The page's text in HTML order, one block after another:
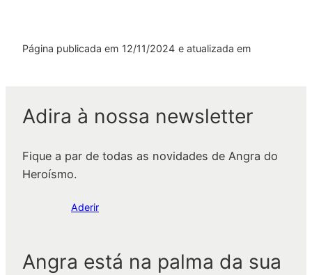
Página publicada em 12/11/2024 e atualizada em
Adira à nossa newsletter
Fique a par de todas as novidades de Angra do
Heroísmo.
Aderir
Angra está na palma da sua